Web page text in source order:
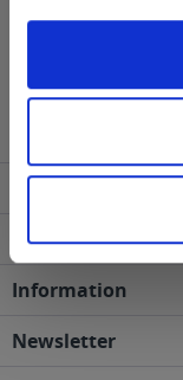
38,0% vol
Rosche Uralter
Städten, Orten
Service Hotline
Shop Service
Information
Newsletter